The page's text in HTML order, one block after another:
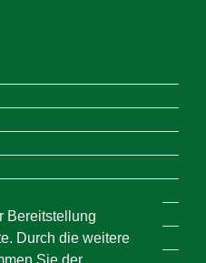
Bereitstellung
Durch die weitere
Sie der